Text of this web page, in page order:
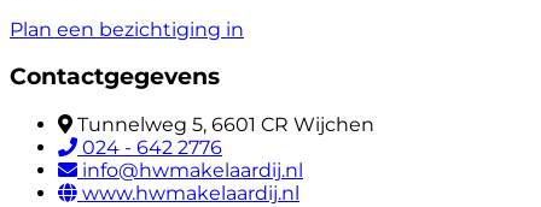
Plan een bezichtiging in
Contactgegevens
Tunnelweg 5, 6601 CR Wijchen
024 - 642 2776
info@hwmakelaardij.nl
www.hwmakelaardij.nl